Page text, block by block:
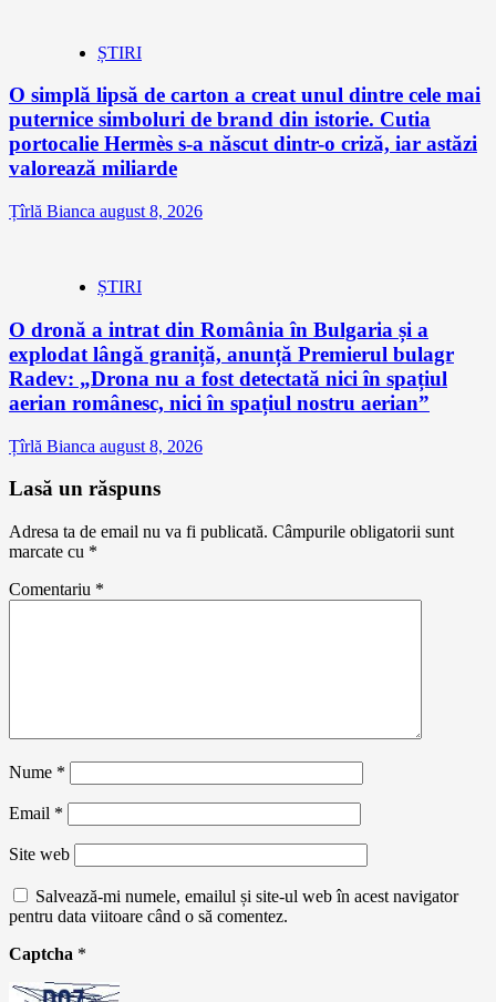
ȘTIRI
O simplă lipsă de carton a creat unul dintre cele mai
puternice simboluri de brand din istorie. Cutia
portocalie Hermès s-a născut dintr-o criză, iar astăzi
valorează miliarde
Țîrlă Bianca august 8, 2026
ȘTIRI
O dronă a intrat din România în Bulgaria și a
explodat lângă graniță, anunță Premierul bulagr
Radev: „Drona nu a fost detectată nici în spațiul
aerian românesc, nici în spațiul nostru aerian”
Țîrlă Bianca august 8, 2026
Lasă un răspuns
Adresa ta de email nu va fi publicată. Câmpurile obligatorii sunt
marcate cu *
Comentariu *
Nume *
Email *
Site web
Salvează-mi numele, emailul și site-ul web în acest navigator
pentru data viitoare când o să comentez.
Captcha *